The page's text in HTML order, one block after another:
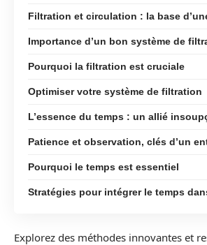
Filtration et circulation : la base
Importance d’un bon système de
Pourquoi la filtration est cruciale
Optimiser votre système de filtration
L’essence du temps : un allié
Patience et observation, clés d’un
Pourquoi le temps est essentiel
Stratégies pour intégrer le temps
Explorez des méthodes innovantes et